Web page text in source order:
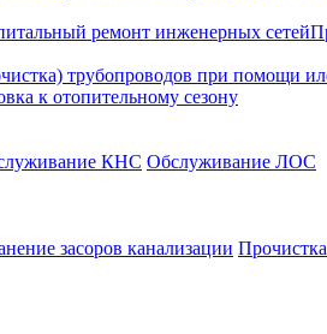
ремонт инженерных сетей
трубопроводов при помощи
к отопительному сезону
КНС Обслуживание ЛОС
засоров канализации